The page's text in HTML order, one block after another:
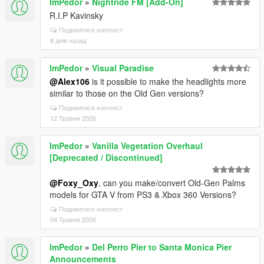
R.I.P Kavinsky
Подивитися контекст
8 днів назад
ImPedor» Visual Paradise
@Alex106 is it possible to make the headlights more
similar to those on the Old Gen versions?
Подивитися контекст
12 Травня 2026
ImPedor» Vanilla Vegetation Overhaul
[Deprecated / Discontinued]
@Foxy_Oxy, can you make/convert Old-Gen Palms
models for GTA V from PS3 & Xbox 360 Versions?
Подивитися контекст
04 Травня 2026
ImPedor» Del Perro Pier to Santa Monica Pier
Announcements